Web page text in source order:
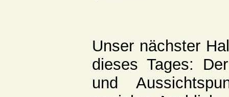
Unser nächster
dieses Tages:
und